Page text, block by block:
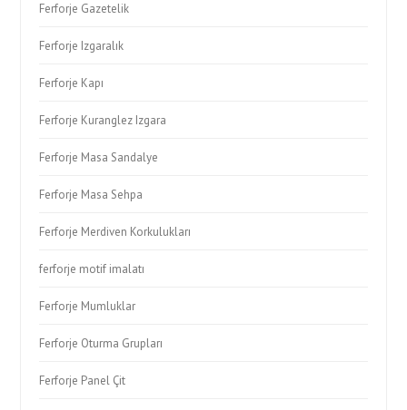
Ferforje Gazetelik
Ferforje Izgaralık
Ferforje Kapı
Ferforje Kuranglez Izgara
Ferforje Masa Sandalye
Ferforje Masa Sehpa
Ferforje Merdiven Korkulukları
ferforje motif imalatı
Ferforje Mumluklar
Ferforje Oturma Grupları
Ferforje Panel Çit